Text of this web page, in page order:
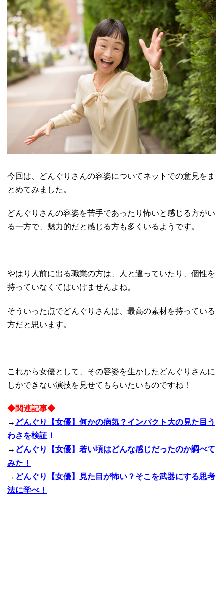
今回は、どんぐりさんの容姿についてネットでの意見をま
とめてみました。
どんぐりさんの容姿を苦手であったり怖いと感じる方がい
る一方で、魅力的だと感じる方も多くいるようです。
やはり人前に出る職業の方は、人と違っていたり、個性を
持っていなくてはいけませんよね。
そういった点でどんぐりさんは、最高の素材を持っている
方だと思います。
これから女優として、その容姿を生かしたどんぐりさんに
しかできない演技を見せてもらいたいものですね！
◆関連記事◆
→ どんぐり【女優】何かの病気？インパクト大の見た目う
わさを検証！
→ どんぐり【女優】若い頃はどんな感じだったのか調べて
みた！
→ どんぐり【女優】見た目が怖い？そこを武器にする思考
法に学べ！